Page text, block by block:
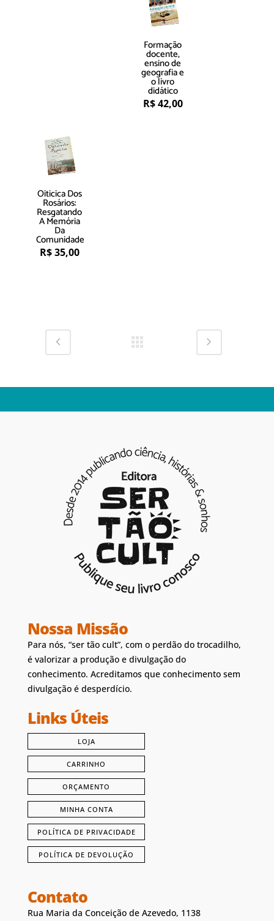
Formação
docente,
ensino de
geografia e
o livro
didático
R$42,00
Oiticica Dos
Rosários:
Resgatando
A Memória
Da
Comunidade
R$35,00
Nossa Missão
Para nós, “ser tão cult”, com o perdão do trocadilho,
é valorizar a produção e divulgação do
conhecimento. Acreditamos que conhecimento sem
divulgação é desperdício.
Links Úteis
LOJA
CARRINHO
ORÇAMENTO
MINHA CONTA
POLÍTICA DE PRIVACIDADE
POLÍTICA DE DEVOLUÇÃO
Contato
Rua Maria da Conceição de Azevedo, 1138